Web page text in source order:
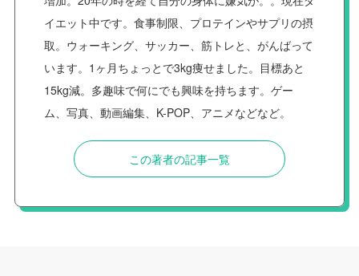
イエット中です。食事制限、プロテインやサプリの摂
取。ウォーキング、サッカー、筋トレと、がんばって
います。1ヶ月ちょっとで3kg痩せました。目標あと
15kg減。多趣味で何にでも興味を持ちます。ゲー
ム、写真、動画編集、K-POP、アニメなどなど。
この著者の記事一覧